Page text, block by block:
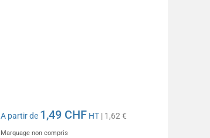
A partir de 1,49 CHF HT | 1,62 €
Marquage non compris